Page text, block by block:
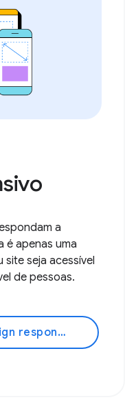
a
é apenas uma
site seja acessível
de pessoas.
Aprenda sobre design responsivo!